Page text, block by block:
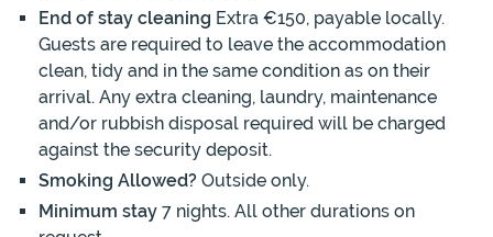
End of stay cleaning Extra €150, payable locally.
Guests are required to leave the accommodation
clean, tidy and in the same condition as on their
arrival. Any extra cleaning, laundry, maintenance
and/or rubbish disposal required will be charged
against the security deposit.
Smoking Allowed? Outside only.
Minimum stay 7 nights. All other durations on